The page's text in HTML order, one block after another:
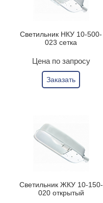
Светильник НКУ 10-500-
023 сетка
Цена по запросу
Заказать
Светильник ЖКУ 10-150-
020 открытый